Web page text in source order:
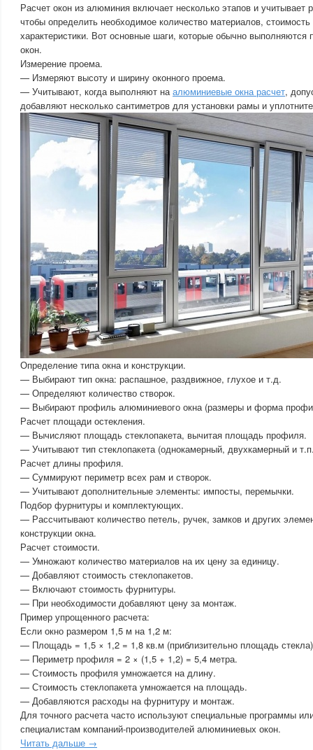
Расчет окон из алюминия включает несколько этапов и учитывает
чтобы определить необходимое количество материалов, стоимость
характеристики. Вот основные шаги, которые обычно
окон.
Измерение проема.
— Измеряют высоту и ширину оконного проема.
— Учитывают, когда выполняют наалюминиевые окна расчет,
добавляют несколько сантиметров для установки рамы и
Определение типа окна и конструкции.
— Выбирают тип окна: распашное, раздвижное, глухое и т.д.
— Определяют количество створок.
— Выбирают профиль алюминиевого окна (размеры и форма
Расчет площади остекления.
— Вычисляют площадь стеклопакета, вычитая площадь профиля.
— Учитывают тип стеклопакета (однокамерный, двухкамерный и
Расчет длины профиля.
— Суммируют периметр всех рам и створок.
— Учитывают дополнительные элементы: импосты, перемычки.
Подбор фурнитуры и комплектующих.
— Рассчитывают количество петель, ручек, замков и других
конструкции окна.
Расчет стоимости.
— Умножают количество материалов на их цену за единицу.
— Добавляют стоимость стеклопакетов.
— Включают стоимость фурнитуры.
— При необходимости добавляют цену за монтаж.
Пример упрощенного расчета:
Если окно размером 1,5 м на 1,2 м:
— Площадь = 1,5 × 1,2 = 1,8 кв.м (приблизительно площадь
— Периметр профиля = 2 × (1,5 + 1,2) = 5,4 метра.
— Стоимость профиля умножается на длину.
— Стоимость стеклопакета умножается на площадь.
— Добавляются расходы на фурнитуру и монтаж.
Для точного расчета часто используют специальные программы
специалистам компаний-производителей алюминиевых окон.
Читать дальше →